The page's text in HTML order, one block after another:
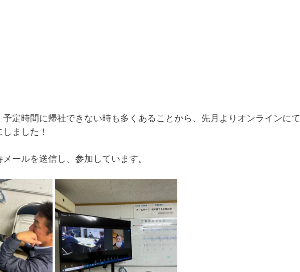
定時間に帰社できない時も多くあることから、先月よりオンラインにて
ました！
ールを送信し、参加しています。